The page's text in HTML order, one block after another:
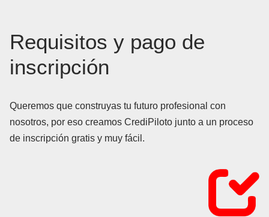
Requisitos y pago de
inscripción
Queremos que construyas tu futuro profesional con
nosotros, por eso creamos CrediPiloto junto a un proceso
de inscripción gratis y muy fácil.